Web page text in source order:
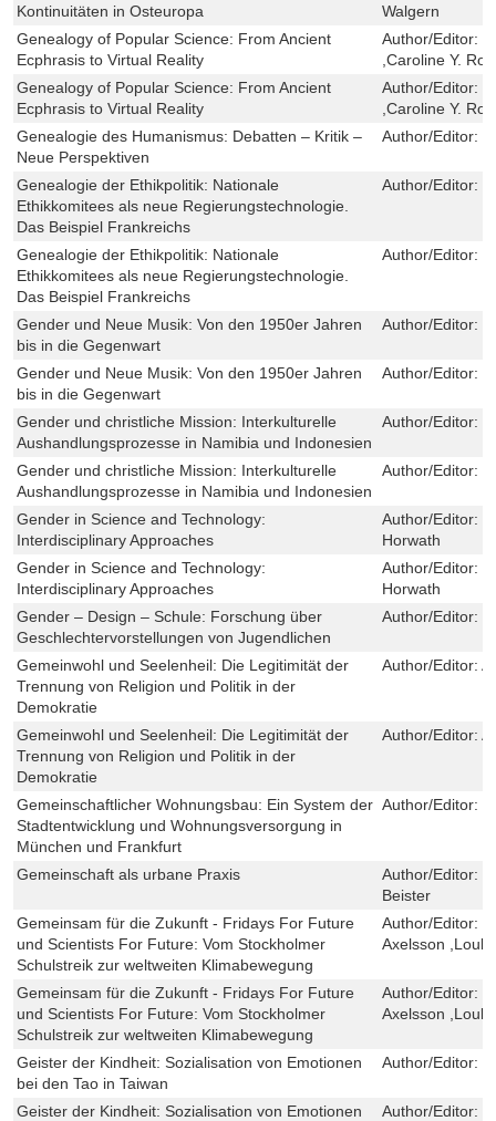
Kontinuitäten in Osteuropa
Walgern
Genealogy of Popular Science: From Ancient
Ecphrasis to Virtual Reality
Author/Editor:
,Caroline Y.
Genealogy of Popular Science: From Ancient
Ecphrasis to Virtual Reality
Author/Editor:
,Caroline Y.
Genealogie des Humanismus: Debatten – Kritik –
Neue Perspektiven
Author/Editor:
Genealogie der Ethikpolitik: Nationale
Ethikkomitees als neue Regierungstechnologie.
Das Beispiel Frankreichs
Author/Editor:
Genealogie der Ethikpolitik: Nationale
Ethikkomitees als neue Regierungstechnologie.
Das Beispiel Frankreichs
Author/Editor:
Gender und Neue Musik: Von den 1950er Jahren
bis in die Gegenwart
Author/Editor:
Gender und Neue Musik: Von den 1950er Jahren
bis in die Gegenwart
Author/Editor:
Gender und christliche Mission: Interkulturelle
Aushandlungsprozesse in Namibia und Indonesien
Author/Editor:
Gender und christliche Mission: Interkulturelle
Aushandlungsprozesse in Namibia und Indonesien
Author/Editor:
Gender in Science and Technology:
Interdisciplinary Approaches
Author/Editor:
Horwath
Gender in Science and Technology:
Interdisciplinary Approaches
Author/Editor:
Horwath
Gender – Design – Schule: Forschung über
Geschlechtervorstellungen von Jugendlichen
Author/Editor:
Gemeinwohl und Seelenheil: Die Legitimität der
Trennung von Religion und Politik in der
Demokratie
Author/Editor:
Gemeinwohl und Seelenheil: Die Legitimität der
Trennung von Religion und Politik in der
Demokratie
Author/Editor:
Gemeinschaftlicher Wohnungsbau: Ein System der
Stadtentwicklung und Wohnungsversorgung in
München und Frankfurt
Author/Editor:
Gemeinschaft als urbane Praxis Author/Editor:
Beister
Gemeinsam für die Zukunft - Fridays For Future
und Scientists For Future: Vom Stockholmer
Schulstreik zur weltweiten Klimabewegung
Author/Editor:
Axelsson
Gemeinsam für die Zukunft - Fridays For Future
und Scientists For Future: Vom Stockholmer
Schulstreik zur weltweiten Klimabewegung
Author/Editor:
Axelsson
Geister der Kindheit: Sozialisation von Emotionen
bei den Tao in Taiwan
Author/Editor:
Geister der Kindheit: Sozialisation von Emotionen
Author/Editor: